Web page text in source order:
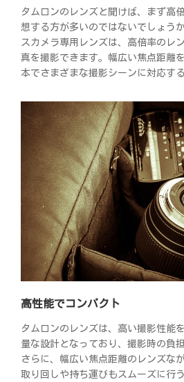
タムロンのレンズと聞けば、まず高
想する方が多いのではないでしょう
スカメラ専用レンズは、高倍率のレ
真を撮影できます。幅広い焦点距離
本でさまざまな撮影シーンに対応す
高性能でコンパクト
タムロンのレンズは、高い撮影性能
量な設計となっており、撮影時の負
さらに、幅広い焦点距離のレンズな
取り回しや持ち運びもスムーズに行